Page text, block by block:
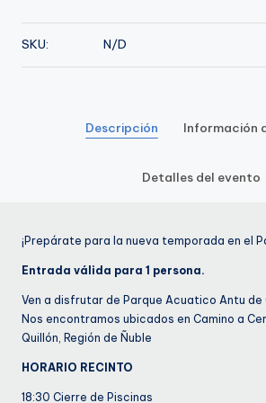
Noviembre
cantidad
SKU: N/D
Descripción Información
Detalles del evento
¡Prepárate para la nueva temporada en el
Entrada válida para 1 persona.
Ven a disfrutar de Parque Acuatico Antu de
Nos encontramos ubicados en Camino a
Quillón, Región de Ñuble
HORARIO RECINTO
18:30 Cierre de Piscinas